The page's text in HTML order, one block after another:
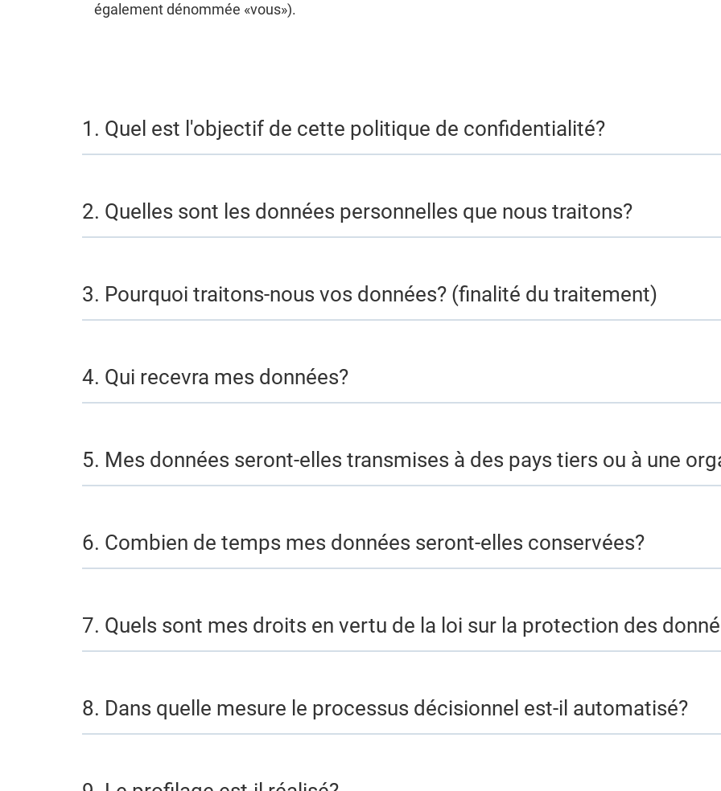
également dénommée «vous»).
1. Quel est l'objectif de cette politique de confidentialité?
2. Quelles sont les données personnelles que nous traitons?
3. Pourquoi traitons-nous vos données? (finalité du traitement)
4. Qui recevra mes données?
5. Mes données seront-elles transmises à des pays tiers ou à une
6. Combien de temps mes données seront-elles conservées?
7. Quels sont mes droits en vertu de la loi sur la protection des
8. Dans quelle mesure le processus décisionnel est-il automatisé?